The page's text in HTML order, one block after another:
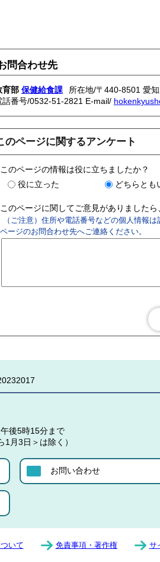
問合わせ先
育部 保健給食課
所在地/〒440-8501 愛
話番号/0532-51-2821 E-mail/
のページに関するアンケート
このページの情報は役に立ちましたか？
役に立った
どちらとも
このページに関してご意見がありました
（ご注意）住所や電話番号などの個人情報
ページのお問合わせ先へご連絡ください。
後5時15分まで
1月3日＞は除く）
お問い合わせ
いて 免責事項・著作権 サ